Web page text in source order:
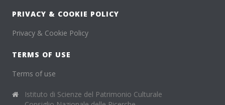
PRIVACY & COOKIE POLICY
Privacy & Cookie Policy
TERMS OF USE
Terms of use
Istituto di Scienze del Patrimonio Culturale